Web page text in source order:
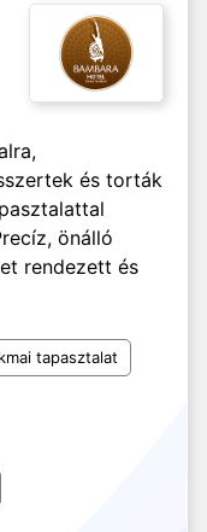
és torták
önálló
rendezett és
tapasztalat